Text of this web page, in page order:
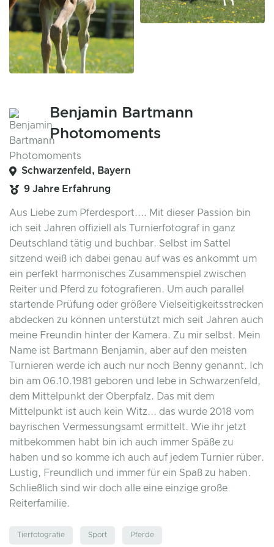
Benjamin Bartmann
Photomoments
Schwarzenfeld, Bayern
9 Jahre Erfahrung
Aus Liebe zum Pferdesport.... Mit dieser Passion bin
ich seit Jahren offiziell als Turnierfotograf in ganz
Deutschland tätig und buchbar. Selbst im Sattel
sitzend weiß ich dabei genau auf was es ankommt um
ein perfekt harmonisches Zusammenspiel zwischen
Reiter und Pferd zu fotografieren. Um auch parallel
startende Prüfung oder größere Vielseitigkeitsstrecken
abdecken zu können unterstützt mich seit Jahren auch
meine Freundin hinter der Kamera. Zu mir selbst. Mein
Name ist Bartmann Benjamin, aber auf den meisten
Turnieren werde ich auch nur noch Benny genannt. Ich
bin am 06.10.1981 geboren und lebe in Schwarzenfeld,
dem Mittelpunkt der Oberpfalz. Das mit dem
Mittelpunkt ist auch kein Witz... das wurde 2018 vom
bayrischen Vermessungsamt ermittelt. Wie ihr jetzt
mitbekommen habt bin ich auch immer Späße zu
haben und so komme ich auch auf jedem Turnier rüber.
Lustig, Freundlich und immer für ein Spaß zu haben.
Schließlich sind wir doch alle eine einzige große
Reiterfamilie.
Tierfotografie Sport Pferde